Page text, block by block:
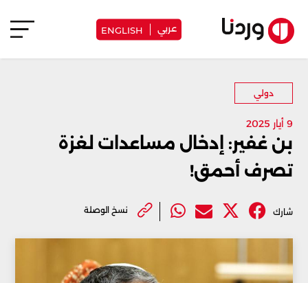
عربي ENGLISH
دولي
9 أيار 2025
بن غفير: إدخال مساعدات لغزة
تصرف أحمق!
شارك نسخ الوصلة